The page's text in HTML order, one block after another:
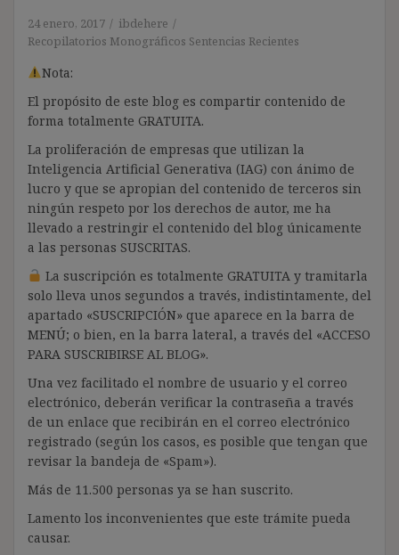
24 enero, 2017
ibdehere
Recopilatorios Monográficos Sentencias Recientes
Nota:
El propósito de este blog es compartir contenido de
forma totalmente GRATUITA.
La proliferación de empresas que utilizan la
Inteligencia Artificial Generativa (IAG) con ánimo de
lucro y que se apropian del contenido de terceros sin
ningún respeto por los derechos de autor, me ha
llevado a restringir el contenido del blog únicamente
a las personas SUSCRITAS.
La suscripción es totalmente GRATUITA y tramitarla
solo lleva unos segundos a través, indistintamente, del
apartado «SUSCRIPCIÓN» que aparece en la barra de
MENÚ; o bien, en la barra lateral, a través del «ACCESO
PARA SUSCRIBIRSE AL BLOG».
Una vez facilitado el nombre de usuario y el correo
electrónico, deberán verificar la contraseña a través
de un enlace que recibirán en el correo electrónico
registrado (según los casos, es posible que tengan que
revisar la bandeja de «Spam»).
Más de 11.500 personas ya se han suscrito.
Lamento los inconvenientes que este trámite pueda
causar.